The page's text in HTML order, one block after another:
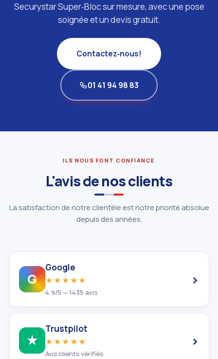
Securystar Super‑Bloc sur mesure, avec une pose
soignée et un devis gratuit.
Contactez‑nous!
01 41 94 98 83
ILS NOUS FONT CONFIANCE
L'avis de nos clients
La satisfaction de notre clientèle est notre priorité absolue
depuis des années.
G
Google
★★★★★
4,9/5 — 1435 avis
›
★
Trustpilot
★★★★★
Avis clients vérifiés
›